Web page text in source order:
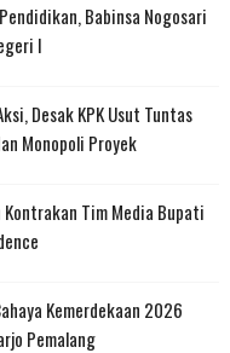
Babinsa Nogosari
I
Desak KPK Usut Tuntas
Monopoli Proyek
Kontrakan Tim Media Bupati
Kemerdekaan 2026
Pemalang